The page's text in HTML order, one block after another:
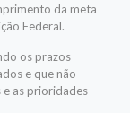
da meta
Federal.
os prazos
e que não
as prioridades